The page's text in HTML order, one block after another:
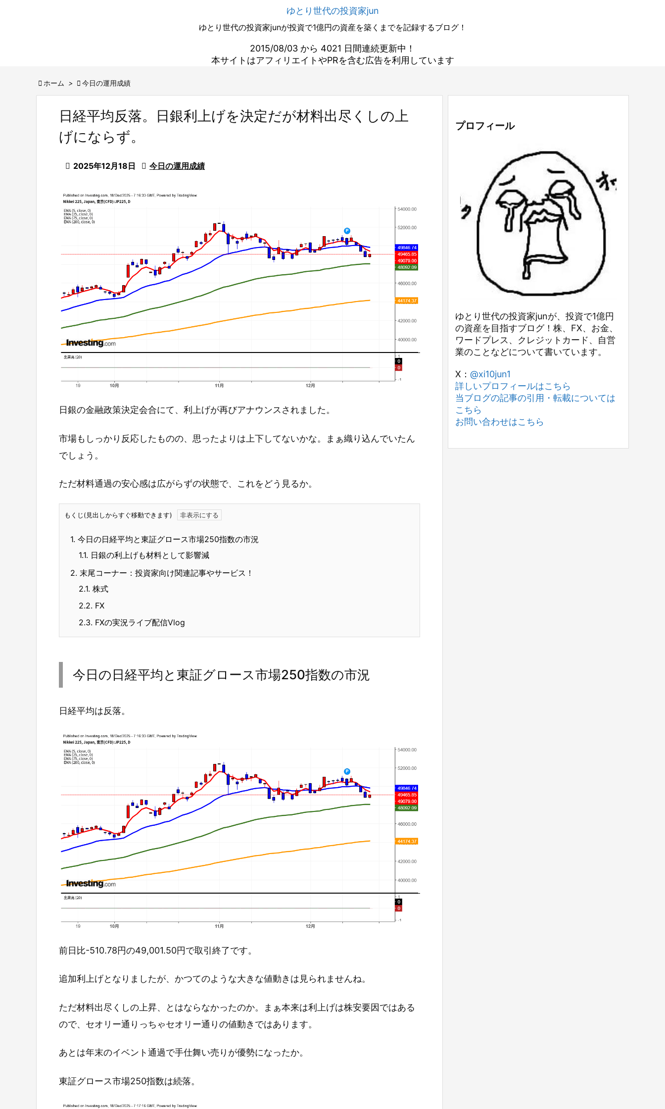
ゆとり世代の投資家jun
ゆとり世代の投資家junが投資で1億円の資産を築くまでを記録するブログ！
2015/08/03 から 4021 日間連続更新中！
本サイトはアフィリエイトやPRを含む広告を利用しています
 ホーム >  今日の運用成績
日経平均反落。日銀利上げを決定だが材料出尽くしの上
げにならず。
 2025年12月18日  今日の運用成績
日銀の金融政策決定会合にて、利上げが再びアナウンスされました。
市場もしっかり反応したものの、思ったよりは上下してないかな。まぁ織り込んでいたん
でしょう。
ただ材料通過の安心感は広がらずの状態で、これをどう見るか。
もくじ(見出しからすぐ移動できます)
1. 今日の日経平均と東証グロース市場250指数の市況
1.1. 日銀の利上げも材料として影響減
2. 末尾コーナー：投資家向け関連記事やサービス！
2.1. 株式
2.2. FX
2.3. FXの実況ライブ配信Vlog
今日の日経平均と東証グロース市場250指数の市況
日経平均は反落。
前日比-510.78円の49,001.50円で取引終了です。
追加利上げとなりましたが、かつてのような大きな値動きは見られませんね。
ただ材料出尽くしの上昇、とはならなかったのか。まぁ本来は利上げは株安要因ではある
ので、セオリー通りっちゃセオリー通りの値動きではあります。
あとは年末のイベント通過で手仕舞い売りが優勢になったか。
東証グロース市場250指数は続落。
プロフィール
ゆとり世代の投資家junが、投資で1億円
の資産を目指すブログ！株、FX、お金、
ワードプレス、クレジットカード、自営
業のことなどについて書いています。
X： @xi10jun1
詳しいプロフィールはこちら
当ブログの記事の引用・転載については
こちら
お問い合わせはこちら